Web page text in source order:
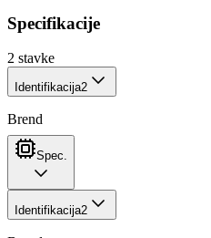
Specifikacije
2 stavke
Identifikacija2
Brend
Spec.
Identifikacija2